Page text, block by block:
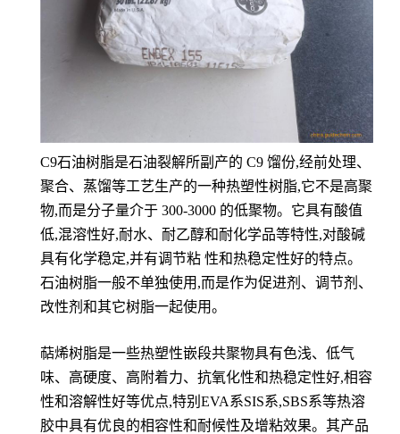
C9石油树脂是石油裂解所副产的 C9 馏份,经前处理、
聚合、蒸馏等工艺生产的一种热塑性树脂,它不是高聚
物,而是分子量介于 300-3000 的低聚物。它具有酸值
低,混溶性好,耐水、耐乙醇和耐化学品等特性,对酸碱
具有化学稳定,并有调节粘 性和热稳定性好的特点。
石油树脂一般不单独使用,而是作为促进剂、调节剂、
改性剂和其它树脂一起使用。
萜烯树脂是一些热塑性嵌段共聚物具有色浅、低气
味、高硬度、高附着力、抗氧化性和热稳定性好,相容
性和溶解性好等优点,特别EVA系SIS系,SBS系等热溶
胶中具有优良的相容性和耐候性及增粘效果。其产品